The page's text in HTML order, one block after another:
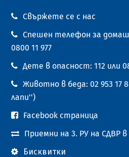
Свържете се с нас
Спешен телефон за
0800 11 977
Дете в опасност: 112 или
Животно в беда: 02 953 17
лапи'')
Facebook страница
Приемни на 3. РУ на СДВР в
Бисквитки